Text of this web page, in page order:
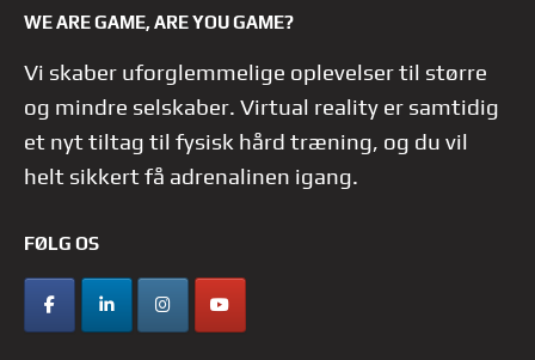
WE ARE GAME, ARE YOU GAME?
Vi skaber uforglemmelige oplevelser til større
og mindre selskaber. Virtual reality er samtidig
et nyt tiltag til fysisk hård træning, og du vil
helt sikkert få adrenalinen igang.
FØLG OS